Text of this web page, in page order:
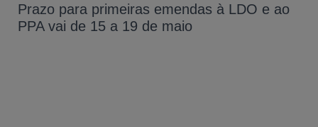
Prazo para primeiras emendas à LDO e ao
PPA vai de 15 a 19 de maio